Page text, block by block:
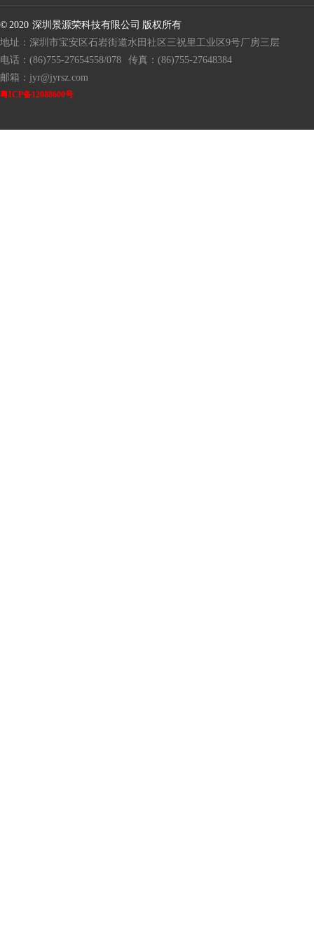
© 2020 深圳景源荣科技有限公司 版权所有
地址：深圳市宝安区石岩街道水田社区三祝里工业区9号厂房三层
电话：(86)755-27654558/078
传真：(86)755-27648384
邮箱：jyr@jyrsz.com
粤ICP备12088600号